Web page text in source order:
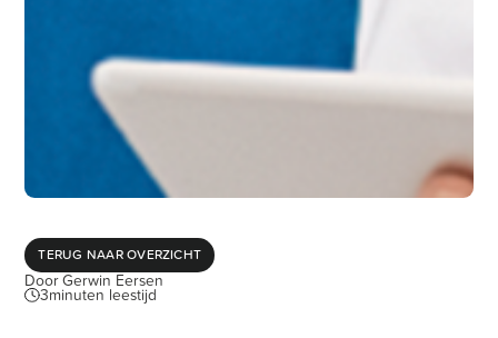
TERUG NAAR OVERZICHT
DoorGerwin Eersen
3minuten leestijd